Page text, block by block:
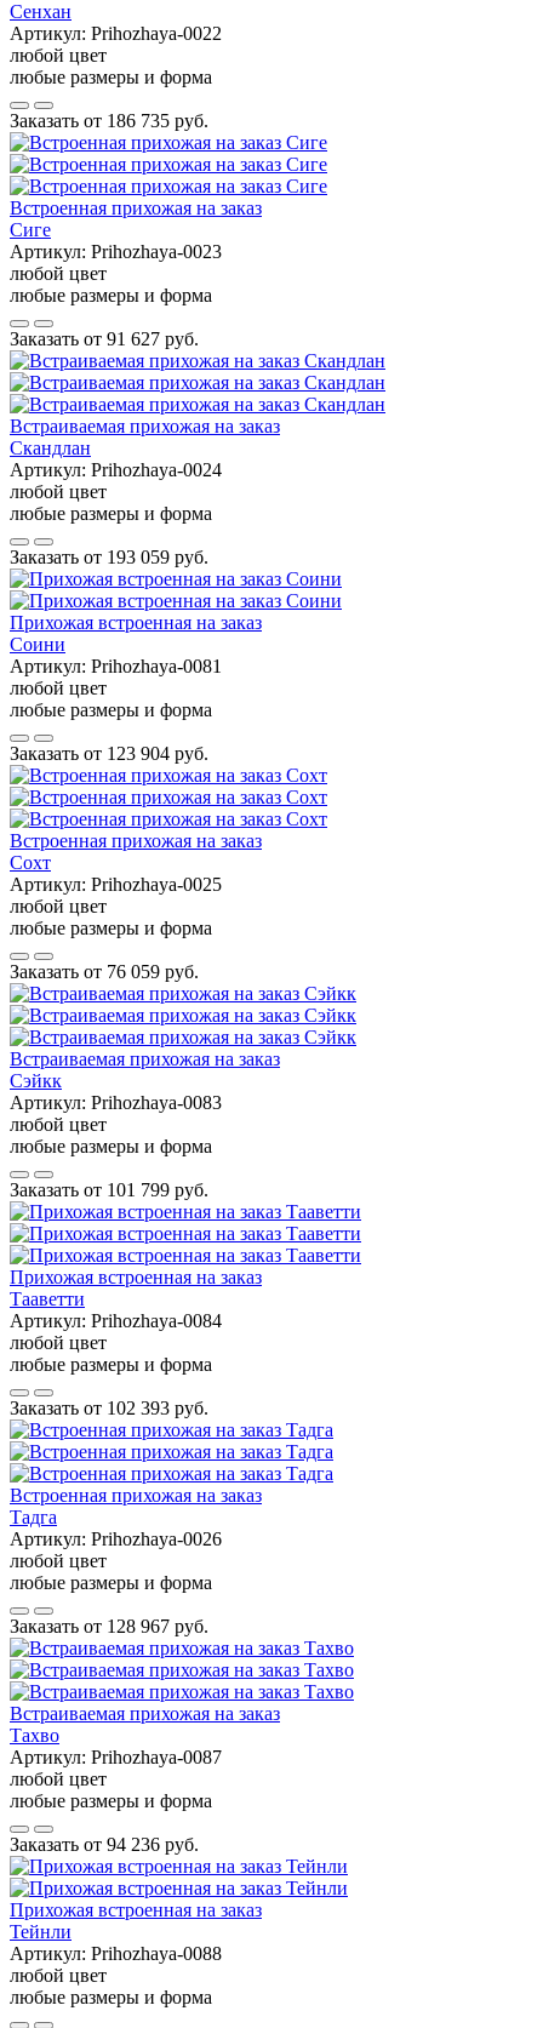
Сенхан
Артикул: Prihozhaya-0022
любой цвет
любые размеры и форма
Заказать от 186 735 руб.
Встроенная прихожая на заказ
Сиге
Артикул: Prihozhaya-0023
любой цвет
любые размеры и форма
Заказать от 91 627 руб.
Встраиваемая прихожая на заказ
Скандлан
Артикул: Prihozhaya-0024
любой цвет
любые размеры и форма
Заказать от 193 059 руб.
Прихожая встроенная на заказ
Соини
Артикул: Prihozhaya-0081
любой цвет
любые размеры и форма
Заказать от 123 904 руб.
Встроенная прихожая на заказ
Сохт
Артикул: Prihozhaya-0025
любой цвет
любые размеры и форма
Заказать от 76 059 руб.
Встраиваемая прихожая на заказ
Сэйкк
Артикул: Prihozhaya-0083
любой цвет
любые размеры и форма
Заказать от 101 799 руб.
Прихожая встроенная на заказ
Тааветти
Артикул: Prihozhaya-0084
любой цвет
любые размеры и форма
Заказать от 102 393 руб.
Встроенная прихожая на заказ
Тадга
Артикул: Prihozhaya-0026
любой цвет
любые размеры и форма
Заказать от 128 967 руб.
Встраиваемая прихожая на заказ
Тахво
Артикул: Prihozhaya-0087
любой цвет
любые размеры и форма
Заказать от 94 236 руб.
Прихожая встроенная на заказ
Тейнли
Артикул: Prihozhaya-0088
любой цвет
любые размеры и форма